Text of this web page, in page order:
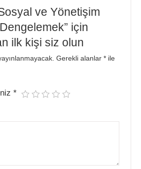
ve Yönetişim
için
ilk kişi siz olun
Gerekli alanlar* ile
*